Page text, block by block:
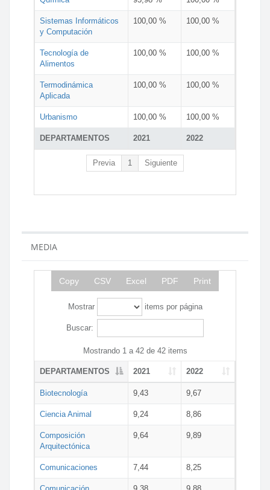
DEPARTAMENTOS 2021 2022
Sistemas Informáticos
y Computación
100,00 % 100,00 %
Tecnología de
Alimentos
100,00 % 100,00 %
Termodinámica
Aplicada
100,00 % 100,00 %
Urbanismo 100,00 % 100,00 %
Previa 1 Siguiente
MEDIA
Copy CSV Excel PDF Print
Mostrar items por página
Buscar:
Mostrando 1 a 42 de 42 items
DEPARTAMENTOS 2021 2022
Biotecnología 9,43 9,67
Ciencia Animal 9,24 8,86
Composición
Arquitectónica
9,64 9,89
Comunicaciones 7,44 8,25